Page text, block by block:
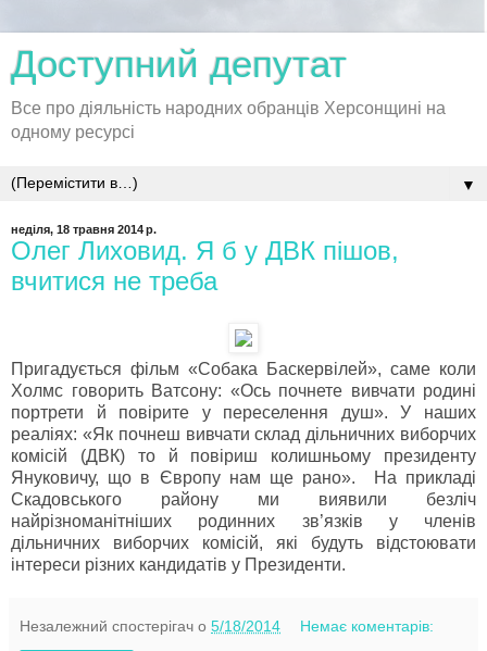
Доступний депутат
Все про діяльність народних обранців Херсонщині на
одному ресурсі
▼
неділя, 18 травня 2014 р.
Олег Лиховид. Я б у ДВК пішов,
вчитися не треба
Пригадується фільм «Собака Баскервілей», саме коли
Холмс говорить Ватсону: «Ось почнете вивчати родині
портрети й повірите у переселення душ». У наших
реаліях: «Як почнеш вивчати склад дільничних виборчих
комісій (ДВК) то й повіриш колишньому президенту
Януковичу, що в Європу нам ще рано». На прикладі
Скадовського району ми виявили безліч
найрізноманітніших родинних зв’язків у членів
дільничних виборчих комісій, які будуть відстоювати
інтереси різних кандидатів у Президенти.
Незалежний спостерігач о 5/18/2014 Немає коментарів: